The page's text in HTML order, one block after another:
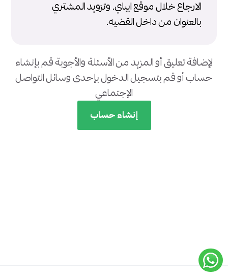
الارجاع خلال موقع ايباي. وتزويد المشتري
بالعنوان من داخل القضيه.
لإضافة تعليق أو المزيد من الأسئلة والأجوبة قم بإنشاء
حساب أو قم بتسجيل الدخول بإحدى وسائل التواصل
الإجتماعي
إنشاء حساب